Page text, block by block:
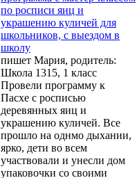
по росписи яиц и
украшению куличей для
школьников, с выездом в
школу
пишет Мария, родитель:
Школа 1315, 1 класс
Провели программу к
Пасхе с росписью
деревянных яиц и
украшению куличей. Все
прошло на однмо дыхании,
ярко, дети во всем
участвовали и унесли дом
упаковочки со своими